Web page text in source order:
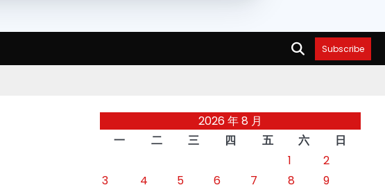
Subscribe
2026 年 8 月
一
二 三 四 五 六
日
1
2
3
4 5 6 7 8
9